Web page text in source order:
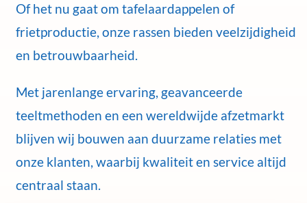
Of het nu gaat om tafelaardappelen of
frietproductie, onze rassen bieden veelzijdigheid
en betrouwbaarheid.
Met jarenlange ervaring, geavanceerde
teeltmethoden en een wereldwijde afzetmarkt
blijven wij bouwen aan duurzame relaties met
onze klanten, waarbij kwaliteit en service altijd
centraal staan.